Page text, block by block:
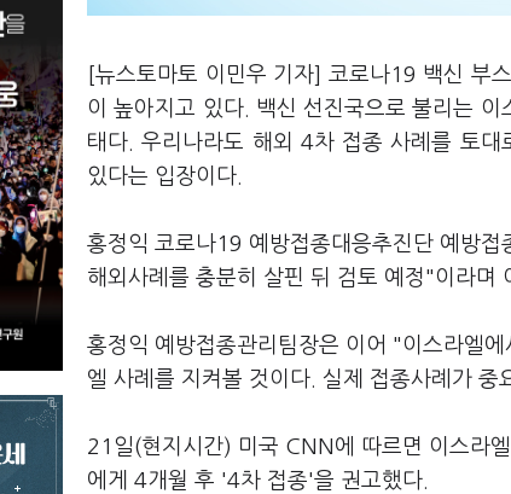
[뉴스토마토 이민우 기자] 코로나19 백신 부
이 높아지고 있다. 백신 선진국으로 불리는
태다. 우리나라도 해외 4차 접종 사례를 토
있다는 입장이다.
홍정익 코로나19 예방접종대응추진단 예방
해외사례를 충분히 살핀 뒤 검토 예정"이라며
홍정익 예방접종관리팀장은 이어 "이스라엘
엘 사례를 지켜볼 것이다. 실제 접종사례가 중
21일(현지시간) 미국 CNN에 따르면 이스라
에게 4개월 후 '4차 접종'을 권고했다.